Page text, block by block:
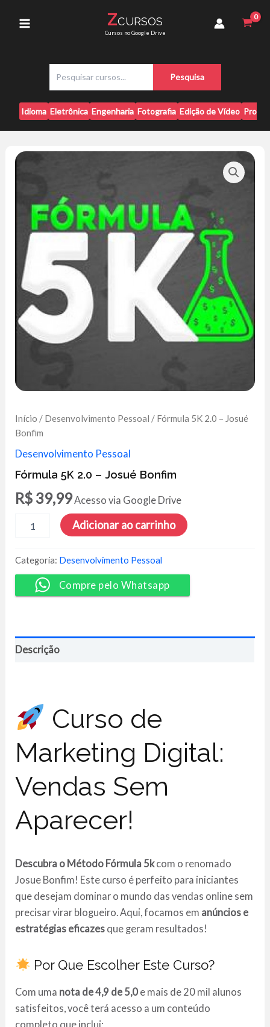
Menu
ZCURSOS
Cursos no Google Drive
s
q
u
i
a
Pesquisa
Idioma Eletrônica Engenharia Fotografia Edição de Vídeo
Início / Desenvolvimento Pessoal / Fórmula 5K 2.0 – Josué
Bonfim
Desenvolvimento Pessoal
Fórmula 5K 2.0 – Josué Bonfim
R$ 39,99Acesso via Google Drive
-
Josué
Bonfim
quantidade
Adicionar ao carrinho
Categoria: Desenvolvimento Pessoal
Compre pelo Whatsapp
Descrição
Curso de
Marketing Digital:
Vendas Sem
Aparecer!
Descubra o Método Fórmula 5kcom o renomado
Josue Bonfim! Este curso é perfeito para iniciantes
que desejam dominar o mundo das vendas online sem
precisar virar blogueiro. Aqui, focamos em anúncios e
estratégias eficazes que geram resultados!
Por Que Escolher Este Curso?
Com uma nota de 4,9 de 5,0e mais de 20 mil alunos
satisfeitos, você terá acesso a um conteúdo
completo que inclui:
Josué